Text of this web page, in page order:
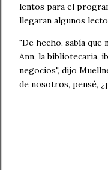
lentos para el
llegaran algunos
"De hecho, sabía que
Ann, la bibliotecaria,
negocios", dijo
de nosotros, pensé,